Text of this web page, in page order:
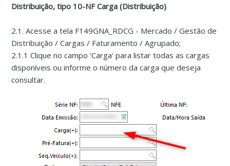
Distribuição, tipo 10-NF Carga (Distribuição)
2.1. Acesse a tela F149GNA_RDCG - Mercado / Gestão de
Distribuição / Cargas / Faturamento / Agrupado;
2.1.1 Clique no campo 'Carga' para listar todas as cargas
disponíveis ou informe o número da carga que deseja
consultar.